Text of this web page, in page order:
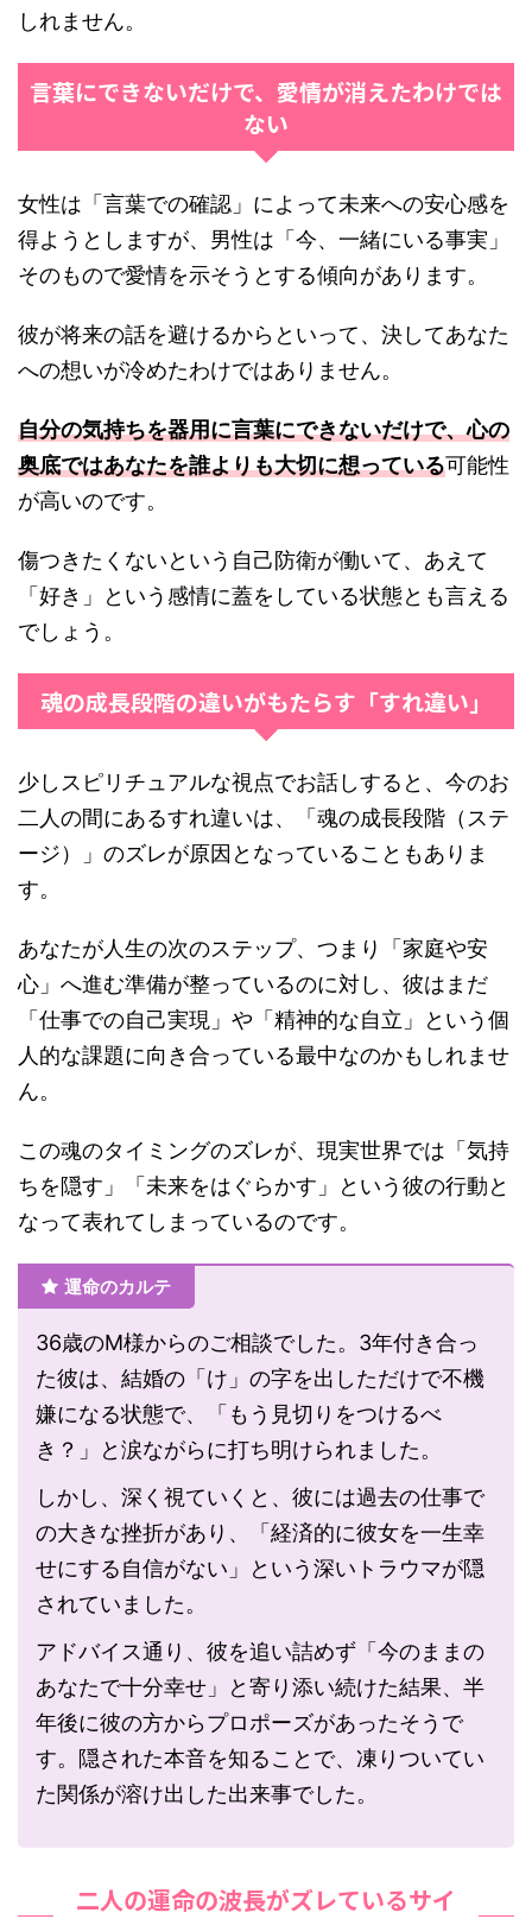
しれません。
言葉にできないだけで、愛情が消えたわけでは
ない
女性は「言葉での確認」によって未来への安心感を
得ようとしますが、男性は「今、一緒にいる事実」
そのもので愛情を示そうとする傾向があります。
彼が将来の話を避けるからといって、決してあなた
への想いが冷めたわけではありません。
自分の気持ちを器用に言葉にできないだけで、心の
奥底ではあなたを誰よりも大切に想っている可能性
が高いのです。
傷つきたくないという自己防衛が働いて、あえて
「好き」という感情に蓋をしている状態とも言える
でしょう。
魂の成長段階の違いがもたらす「すれ違い」
少しスピリチュアルな視点でお話しすると、今のお
二人の間にあるすれ違いは、「魂の成長段階（ステ
ージ）」のズレが原因となっていることもありま
す。
あなたが人生の次のステップ、つまり「家庭や安
心」へ進む準備が整っているのに対し、彼はまだ
「仕事での自己実現」や「精神的な自立」という個
人的な課題に向き合っている最中なのかもしれませ
ん。
この魂のタイミングのズレが、現実世界では「気持
ちを隠す」「未来をはぐらかす」という彼の行動と
なって表れてしまっているのです。
運命のカルテ
36歳のM様からのご相談でした。3年付き合っ
た彼は、結婚の「け」の字を出しただけで不機
嫌になる状態で、「もう見切りをつけるべ
き？」と涙ながらに打ち明けられました。
しかし、深く視ていくと、彼には過去の仕事で
の大きな挫折があり、「経済的に彼女を一生幸
せにする自信がない」という深いトラウマが隠
されていました。
アドバイス通り、彼を追い詰めず「今のままの
あなたで十分幸せ」と寄り添い続けた結果、半
年後に彼の方からプロポーズがあったそうで
す。隠された本音を知ることで、凍りついてい
た関係が溶け出した出来事でした。
二人の運命の波長がズレているサイ